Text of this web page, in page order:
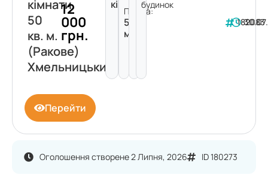
Оголошення створене 2 Липня, 2026 ID 180273
кімнати
50
кв. м.
(Ракове)
Хмельницький
12
000
грн.
кімнати
Площа:
50
м²
будинок
182083
Перейти